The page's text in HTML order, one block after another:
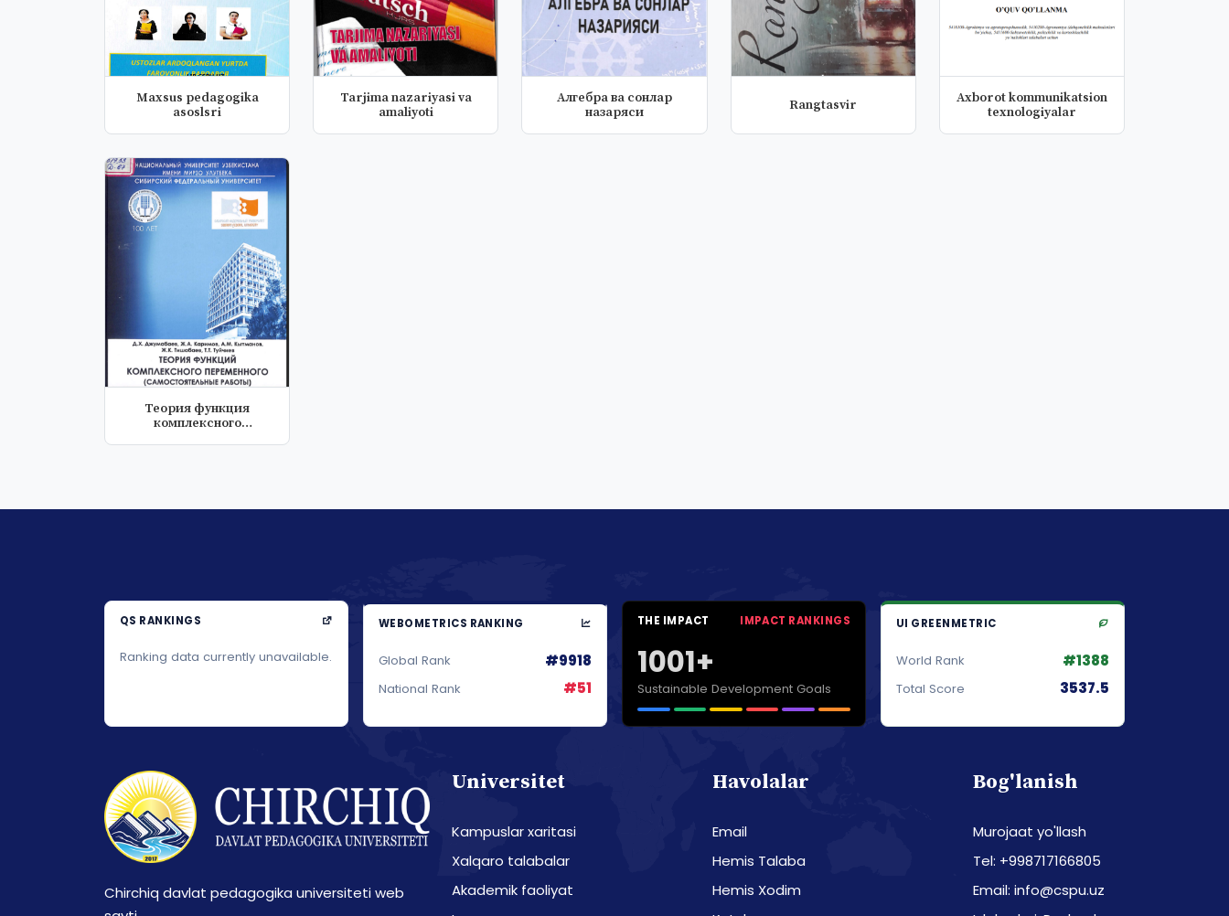
Maxsus pedagogika
asoslsri
Tarjima nazariyasi va
amaliyoti
Алгебра ва сонлар
назаряси
Rangtasvir
Axborot kommunikatsion
texnologiyalar
Теория функция
комплексного
QS RANKINGS
Ranking data currently unavailable.
WEBOMETRICS RANKING
Global Rank #9918
National Rank #51
THE IMPACT IMPACT RANKINGS
1001+
Sustainable Development Goals
UI GREENMETRIC
World Rank #1388
Total Score 3537.5
Chirchiq davlat pedagogika universiteti web
Universitet
Kampuslar xaritasi
Xalqaro talabalar
Akademik faoliyat
Havolalar
Email
Hemis Talaba
Hemis Xodim
Bog'lanish
Murojaat yo'llash
Tel: +998717166805
Email: info@cspu.uz